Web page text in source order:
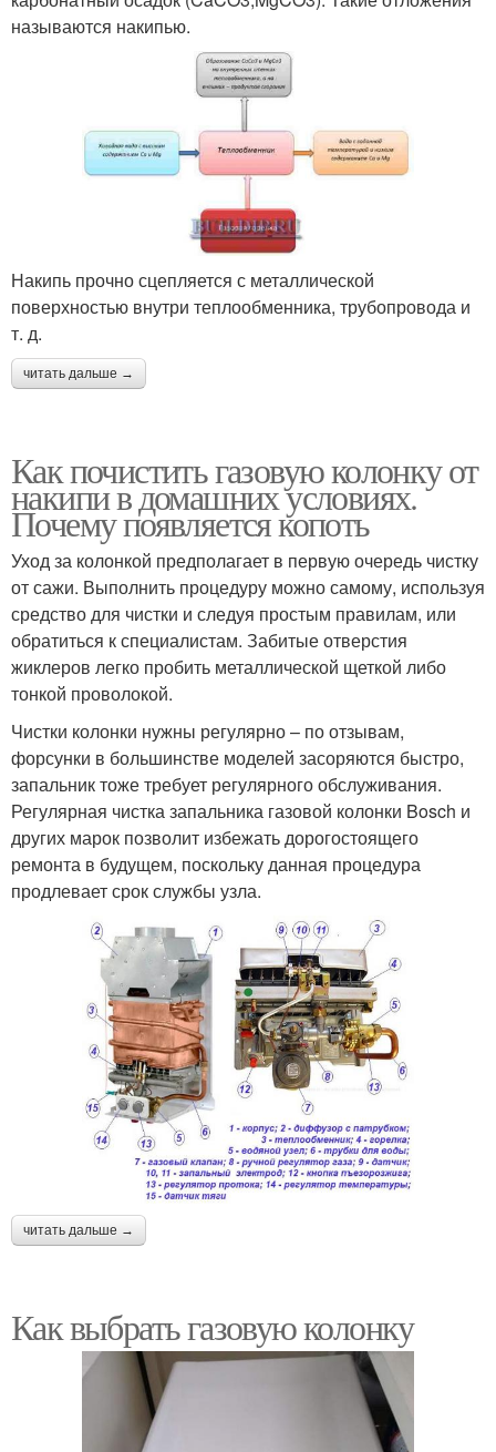
называются накипью.
Накипь прочно сцепляется с металлической
поверхностью внутри теплообменника, трубопровода и
т. д.
читать дальше →
Как почистить газовую колонку от
накипи в домашних условиях.
Почему появляется копоть
Уход за колонкой предполагает в первую очередь чистку
от сажи. Выполнить процедуру можно самому, используя
средство для чистки и следуя простым правилам, или
обратиться к специалистам. Забитые отверстия
жиклеров легко пробить металлической щеткой либо
тонкой проволокой.
Чистки колонки нужны регулярно – по отзывам,
форсунки в большинстве моделей засоряются быстро,
запальник тоже требует регулярного обслуживания.
Регулярная чистка запальника газовой колонки Bosch и
других марок позволит избежать дорогостоящего
ремонта в будущем, поскольку данная процедура
продлевает срок службы узла.
читать дальше →
Как выбрать газовую колонку